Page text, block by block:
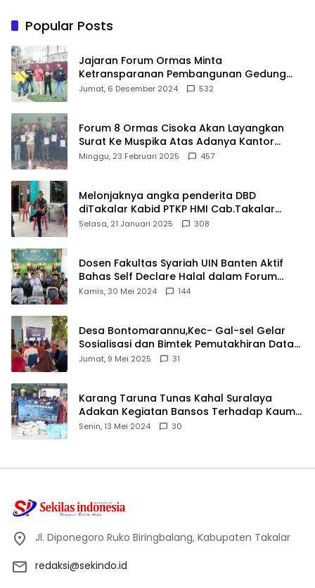
Ditargetkan Direvitalisasi
Popular Posts
Jajaran Forum Ormas Minta
Ketransparanan Pembangunan Gedung
Damkar Di Kecamatan Cisoka
Jumat, 6 Desember 2024 532
Forum 8 Ormas Cisoka Akan Layangkan
Surat Ke Muspika Atas Adanya Kantor
Matel di Cisoka
Minggu, 23 Februari 2025 457
Melonjaknya angka penderita DBD
diTakalar Kabid PTKP HMI Cab.Takalar
angkat bicara
Selasa, 21 Januari 2025 308
Dosen Fakultas Syariah UIN Banten Aktif
Bahas Self Declare Halal dalam Forum
Ijtima Ulama MUI
Kamis, 30 Mei 2024 144
Desa Bontomarannu,Kec- Gal-sel Gelar
Sosialisasi dan Bimtek Pemutakhiran Data
ID
Jumat, 9 Mei 2025 31
Karang Taruna Tunas Kahal Suralaya
Adakan Kegiatan Bansos Terhadap Kaum
Dhuafa dan Anak Yatim-Piatu
Senin, 13 Mei 2024 30
Jl. Diponegoro Ruko Biringbalang, Kabupaten Takalar
redaksi@sekindo.id